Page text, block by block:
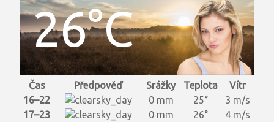
26°C
Čas Předpověď Srážky Teplota
Vítr
16–22
0 mm 25°
3 m/s
17–23
0 mm 26°
4 m/s